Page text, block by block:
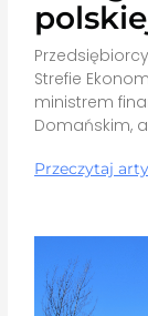
Strefie
ministrem
Domańskim,
Przeczytaj